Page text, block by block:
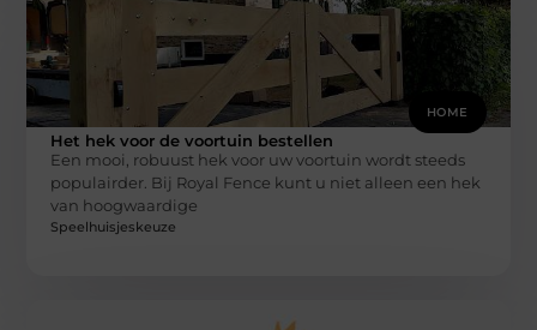
HOME
Het hek voor de voortuin bestellen
Een mooi, robuust hek voor uw voortuin wordt steeds
populairder. Bij Royal Fence kunt u niet alleen een hek
van hoogwaardige
Speelhuisjeskeuze